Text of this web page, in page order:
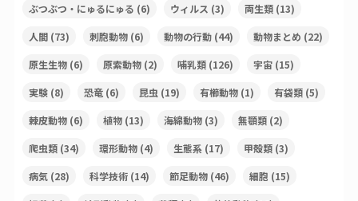
ぶつぶつ・にゅるにゅる (6) ウィルス (3) 両生類(13)
人間(73) 刺胞動物(6) 動物の行動(44) 動物まとめ (22)
原生生物(6) 原索動物(2) 哺乳類(126) 宇宙(15)
実験(8) 恐竜(6) 昆虫 (19) 有櫛動物(1) 有袋類(5)
棘皮動物(6) 植物(13) 海綿動物(3) 無顎類(2)
爬虫類(34) 環形動物(4) 生態系(17) 甲殻類(3)
病気(28) 科学技術(14) 節足動物(46) 細胞 (15)